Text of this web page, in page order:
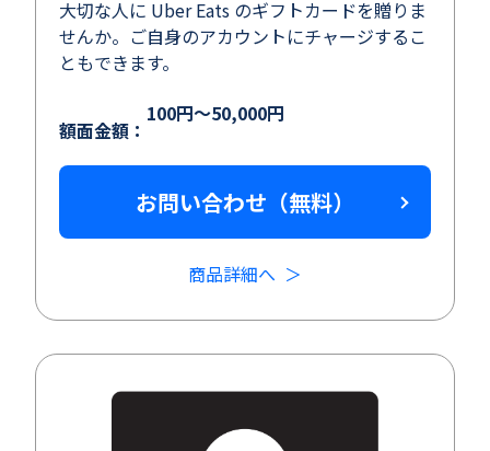
大切な人に Uber Eats のギフトカードを贈りま
せんか。ご自身のアカウントにチャージするこ
ともできます。
額面金額：
100円～50,000円
お問い合わせ（無料）
商品詳細へ